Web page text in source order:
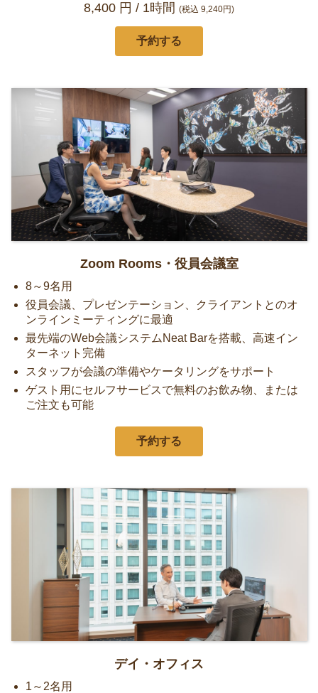
8,400 円 / 1時間 (税込 9,240円)
予約する
Zoom Rooms・役員会議室
8～9名用
役員会議、プレゼンテーション、クライアントとのオ
ンラインミーティングに最適
最先端のWeb会議システムNeat Barを搭載、高速イン
ターネット完備
スタッフが会議の準備やケータリングをサポート
ゲスト用にセルフサービスで無料のお飲み物、または
ご注文も可能
予約する
デイ・オフィス
1～2名用